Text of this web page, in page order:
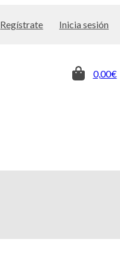
Regístrate Inicia sesión
0,00€